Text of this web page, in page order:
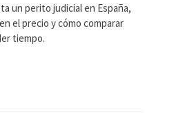
un perito judicial en España,
el precio y cómo comparar
tiempo.